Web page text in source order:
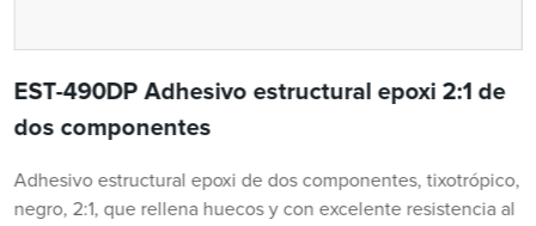
EST-490DP Adhesivo estructural epoxi 2:1 de
dos componentes
Adhesivo estructural epoxi de dos componentes, tixotrópico,
negro, 2:1, que rellena huecos y con excelente resistencia al